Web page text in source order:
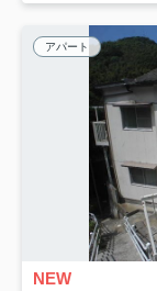
アパート
NEW